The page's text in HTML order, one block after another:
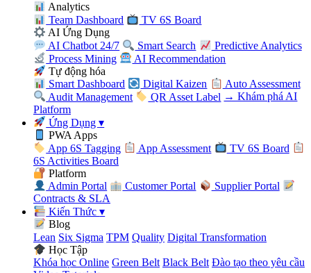
Analytics
Team Dashboard
TV 6S Board
AI Ứng Dụng
AI Chatbot 24/7
Smart Search
Predictive Analytics
Process Mining
AI Recommendation
Tự động hóa
Smart Dashboard
Digital Kaizen
Auto Assessment
Audit Management
QR Asset Label → Khám phá AI
Platform
Ứng Dụng▾
PWA Apps
App 6S Tagging
App Assessment
TV 6S Board
6S Activities Board
Platform
Admin Portal
Customer Portal
Supplier Portal
Contracts & SLA
Kiến Thức▾
Blog
Lean Six Sigma TPM Quality Digital Transformation
Học Tập
Khóa học Online Green Belt Black Belt Đào tạo theo yêu cầu